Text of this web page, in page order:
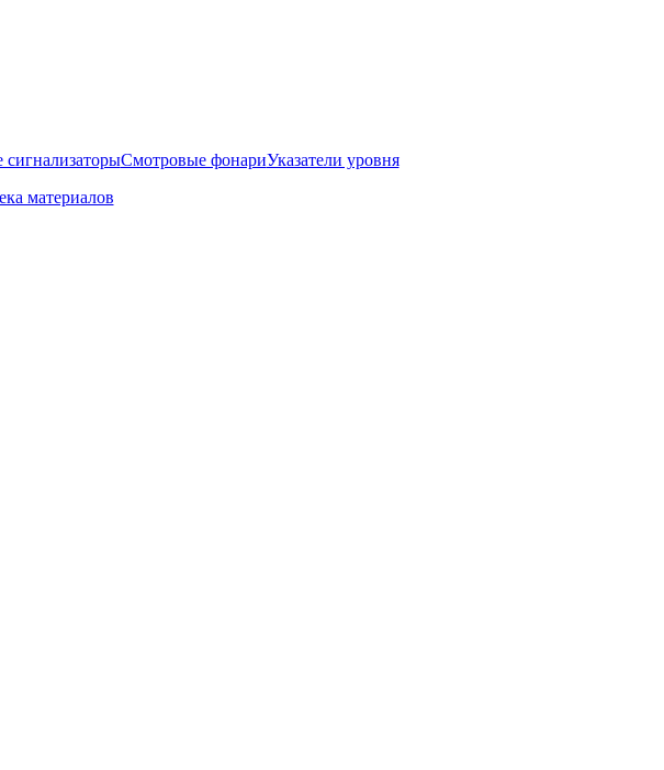
Смотровые фонариУказатели уровня
материалов